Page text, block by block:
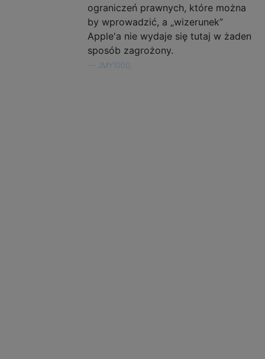
ograniczeń prawnych, które można
by wprowadzić, a „wizerunek”
Apple'a nie wydaje się tutaj w żaden
sposób zagrożony.
JMY1000,